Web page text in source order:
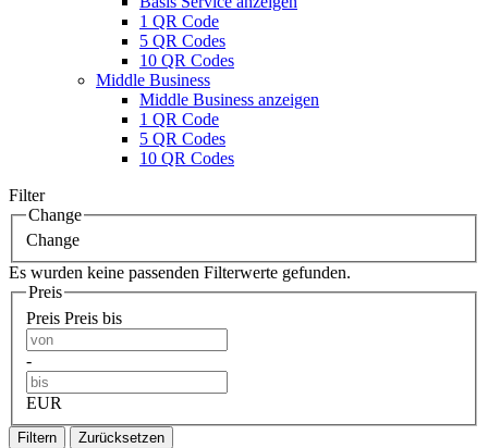
1 QR Code
5 QR Codes
10 QR Codes
Middle Business
Middle Business anzeigen
1 QR Code
5 QR Codes
10 QR Codes
Filter
Change
Change
Es wurden keine passenden Filterwerte gefunden.
Preis
Preis Preis bis
-
EUR
Filtern Zurücksetzen